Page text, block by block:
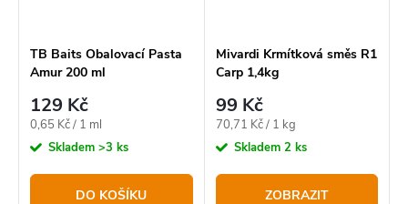
TB Baits Obalovací Pasta
Amur 200 ml
129 Kč
Měrná
cena:
0,65 Kč / 1 ml
Skladem >3 ks
DO KOŠÍKU
Mivardi Krmítková směs R1
Carp 1,4kg
99 Kč
Měrná
cena:
70,71 Kč / 1 kg
Skladem 2 ks
ZOBRAZIT